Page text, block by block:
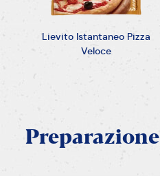
Lievito Istantaneo Pizza
Veloce
Preparazione